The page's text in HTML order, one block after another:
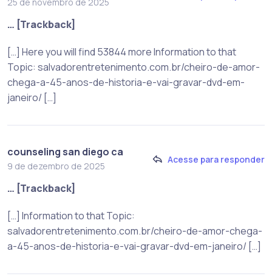
… [Trackback]
[…] Here you will find 53844 more Information to that
Topic: salvadorentretenimento.com.br/cheiro-de-amor-
chega-a-45-anos-de-historia-e-vai-gravar-dvd-em-
janeiro/ […]
counseling san diego ca
9 de dezembro de 2025
Acesse para responder
… [Trackback]
[…] Information to that Topic:
salvadorentretenimento.com.br/cheiro-de-amor-chega-
a-45-anos-de-historia-e-vai-gravar-dvd-em-janeiro/ […]